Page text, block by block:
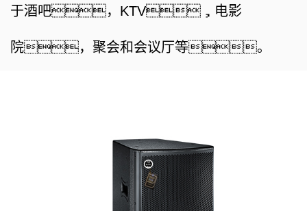
于酒吧， KTV，电影
院，聚会和会议厅等。